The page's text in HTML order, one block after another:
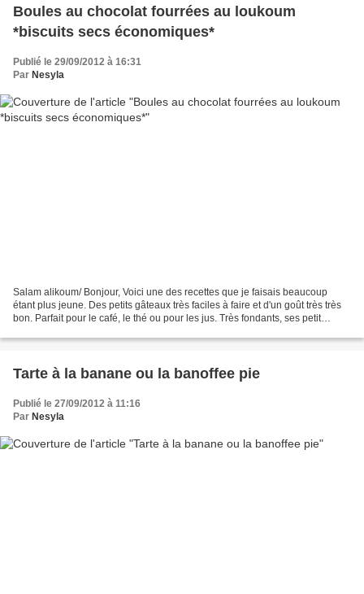
Boules au chocolat fourrées au loukoum
*biscuits secs économiques*
Publié le 29/09/2012 à 16:31
Par Nesyla
Salam alikoum/ Bonjour, Voici une des recettes que je faisais beaucoup
étant plus jeune. Des petits gâteaux très faciles à faire et d'un goût très très
bon. Parfait pour le café, le thé ou pour les jus. Très fondants, ses petit
Tarte à la banane ou la banoffee pie
Publié le 27/09/2012 à 11:16
Par Nesyla